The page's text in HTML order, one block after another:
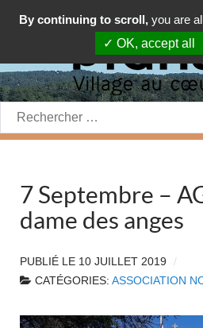
Rechercher:
7 Septembre –
dame des anges
PUBLIÉ LE 10 JUILLET 2019
CATÉGORIES: ASSOCIATION
By continuing to scroll, you are
✓ OK, accept all